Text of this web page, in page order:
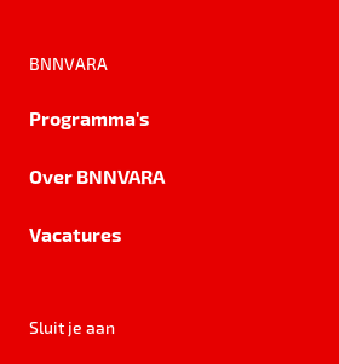
BNNVARA
Programma's
Over BNNVARA
Vacatures
Sluit je aan